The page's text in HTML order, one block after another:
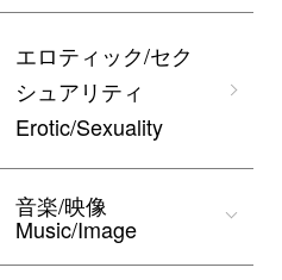
エロティック/セク
シュアリティ
Erotic/Sexuality
音楽/映像
Music/Image